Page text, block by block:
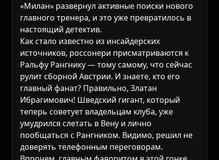
«Милан» развернул активные поиски нового
главного тренера, и это уже превратилось в
настоящий детектив.
Как стало известно из инсайдерских
источников, россонери присматриваются к
Ральфу Рангнику — тому самому, что сейчас
рулит сборной Австрии. И знаете, кто его
главный фанат? Правильно, Златан
Ибрагимович! Шведский гигант, который
теперь советует владельцам клуба, уже
умудрился слетать в Вену и лично
пообщаться с Рангником. Видимо, решил не
доверять телефонным переговорам.